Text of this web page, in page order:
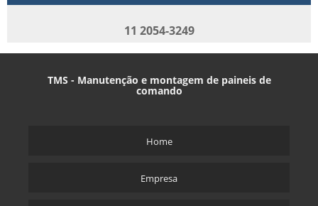
11 2054-3249
TMS - Manutenção e montagem de paineis de
comando
Home
Empresa